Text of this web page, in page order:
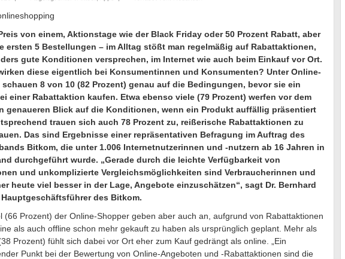
von einem, Aktionstage wie der Black Friday oder 50 Prozent Rabatt, aber
ersten 5 Bestellungen – im Alltag stößt man regelmäßig auf Rabattaktionen,
gute Konditionen versprechen, im Internet wie auch beim Einkauf vor Ort.
diese eigentlich bei Konsumentinnen und Konsumenten? Unter Online-
8 von 10 (82 Prozent) genau auf die Bedingungen, bevor sie ein
einer Rabattaktion kaufen. Etwa ebenso viele (79 Prozent) werfen vor dem
genaueren Blick auf die Konditionen, wenn ein Produkt auffällig präsentiert
trauen sich auch 78 Prozent zu, reißerische Rabattaktionen zu
Das sind Ergebnisse einer repräsentativen Befragung im Auftrag des
Bitkom, die unter 1.006 Internetnutzerinnen und -nutzern ab 16 Jahren in
durchgeführt wurde. „Gerade durch die leichte Verfügbarkeit von
und unkomplizierte Vergleichsmöglichkeiten sind Verbraucherinnen und
heute viel besser in der Lage, Angebote einzuschätzen“, sagt Dr. Bernhard
Hauptgeschäftsführer des Bitkom.
(66 Prozent) der Online-Shopper geben aber auch an, aufgrund von Rabattaktionen
als auch offline schon mehr gekauft zu haben als ursprünglich geplant. Mehr als
Prozent) fühlt sich dabei vor Ort eher zum Kauf gedrängt als online. „Ein
Punkt bei der Bewertung von Online-Angeboten und -Rabattaktionen sind die